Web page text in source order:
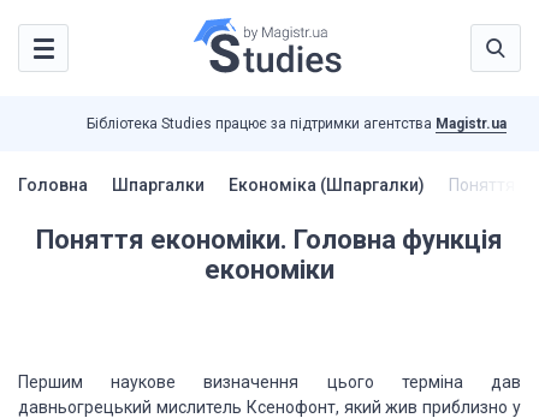
Бібліотека Studies працює за підтримки агентства Magistr.ua
Головна Шпаргалки Економіка (Шпаргалки) Поняття
Поняття економіки. Головна функція
економіки
Першим наукове визначення цього терміна дав
давньогрецький мислитель Ксенофонт, який жив приблизно у